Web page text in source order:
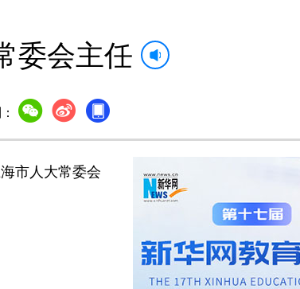
委会主任
市人大常委会